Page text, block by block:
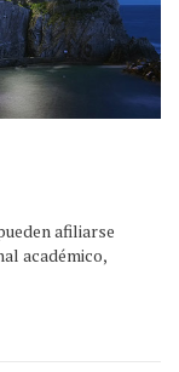
afiliarse
académico,